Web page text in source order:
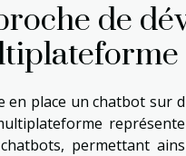
de
place un chatbot sur
permettant